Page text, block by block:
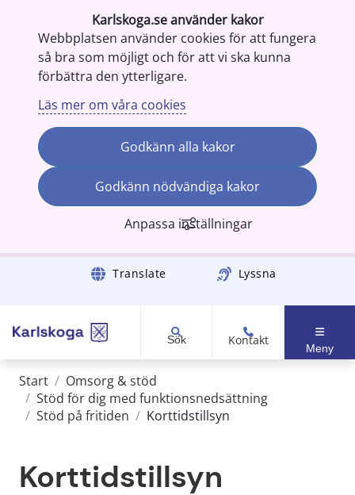
Karlskoga.se använder kakor
Webbplatsen använder cookies för att fungera
så bra som möjligt och för att vi ska kunna
förbättra den ytterligare.
Läs mer om våra cookies
Godkänn alla kakor
Godkänn nödvändiga kakor
Anpassa inställningar
Gå till innehåll Translate Lyssna
Sök Kontakt
Meny
Start / Omsorg & stöd
/ Stöd för dig med funktionsnedsättning
/ Stöd på fritiden / Korttidstillsyn
Korttidstillsyn